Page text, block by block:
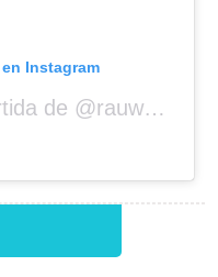
Instagram
Una publicación compartida de @rauwalejandro